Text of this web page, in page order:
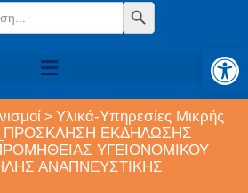
Search Button
> Υλικά-Υπηρεσίες Μικρής
ΕΚΔΗΛΩΣΗΣ
ΥΓΕΙΟΝΟΜΙΚΟΥ
ΑΝΑΠΝΕΥΣΤΙΚΗΣ